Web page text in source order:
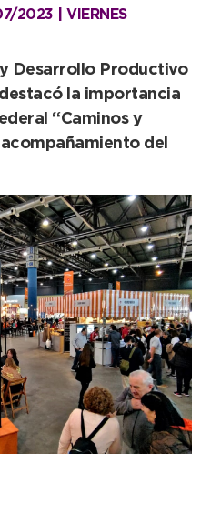
2023 | VIERNES
Desarrollo Productivo
la importancia
“Caminos y
del